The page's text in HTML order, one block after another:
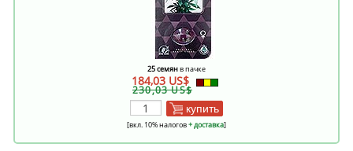
25 семянв пачке
184,03 US$
230,03 US$
купить
[вкл. 10% налогов+ доставка]